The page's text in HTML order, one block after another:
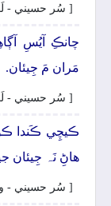
[ سُر حسيني -
چانڪِ آيُسِ
مَران مَ جِيئان.
[ سُر حسيني -
ڪيچِي ڪَندا
ھاڻِ نَہ جِيئان
[ سُر حسيني -